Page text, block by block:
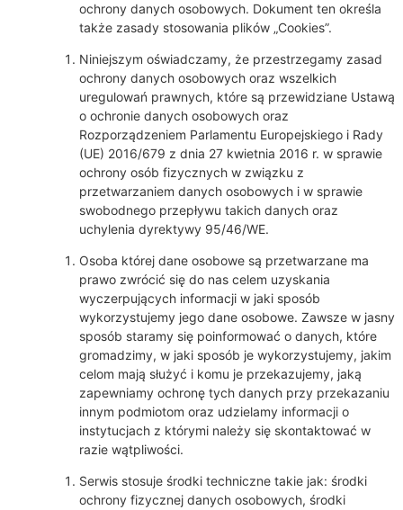
ochrony danych osobowych. Dokument ten określa
także zasady stosowania plików „Cookies”.
Niniejszym oświadczamy, że przestrzegamy zasad
ochrony danych osobowych oraz wszelkich
uregulowań prawnych, które są przewidziane Ustawą
o ochronie danych osobowych oraz
Rozporządzeniem Parlamentu Europejskiego i Rady
(UE) 2016/679 z dnia 27 kwietnia 2016 r. w sprawie
ochrony osób fizycznych w związku z
przetwarzaniem danych osobowych i w sprawie
swobodnego przepływu takich danych oraz
uchylenia dyrektywy 95/46/WE.
Osoba której dane osobowe są przetwarzane ma
prawo zwrócić się do nas celem uzyskania
wyczerpujących informacji w jaki sposób
wykorzystujemy jego dane osobowe. Zawsze w jasny
sposób staramy się poinformować o danych, które
gromadzimy, w jaki sposób je wykorzystujemy, jakim
celom mają służyć i komu je przekazujemy, jaką
zapewniamy ochronę tych danych przy przekazaniu
innym podmiotom oraz udzielamy informacji o
instytucjach z którymi należy się skontaktować w
razie wątpliwości.
Serwis stosuje środki techniczne takie jak: środki
ochrony fizycznej danych osobowych, środki